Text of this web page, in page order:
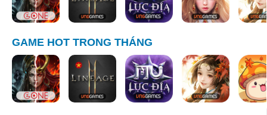
GAME HOT TRONG THÁNG